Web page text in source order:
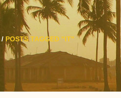
/ POSTS TAGGED "IT"